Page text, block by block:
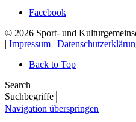
Facebook
© 2026 Sport- und
| Impressum |
Back to Top
Search
Suchbegriffe
Navigation überspringen